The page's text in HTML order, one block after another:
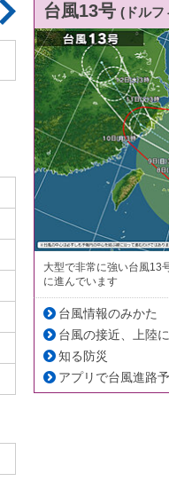
台風13号 (ドルフ
大型で非常に強い台風13
に進んでいます
台風情報のみかた
台風の接近、上陸
知る防災
アプリで台風進路